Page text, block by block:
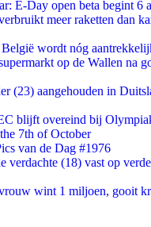
E-Day open beta begint 6
meer raketten dan
wordt nóg
op de Wallen na
(23) aangehouden in
blijft overeind bij
7th of October
van de Dag #1976
verdachte (18) vast op
wint 1 miljoen, gooit